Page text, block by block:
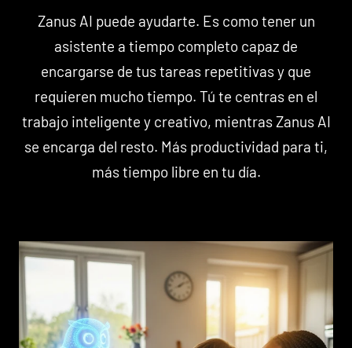
Zanus AI puede ayudarte. Es como tener un
asistente a tiempo completo capaz de
encargarse de tus tareas repetitivas y que
requieren mucho tiempo. Tú te centras en el
trabajo inteligente y creativo, mientras Zanus AI
se encarga del resto. Más productividad para ti,
más tiempo libre en tu día.